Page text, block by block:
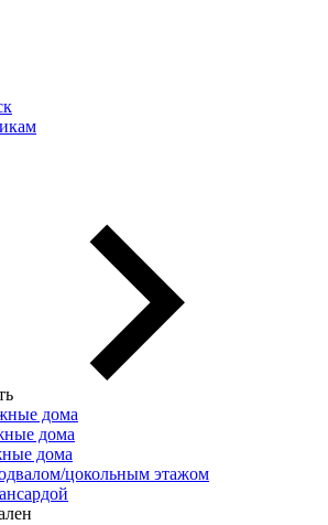
дома
дома
дома
цокольным этажом